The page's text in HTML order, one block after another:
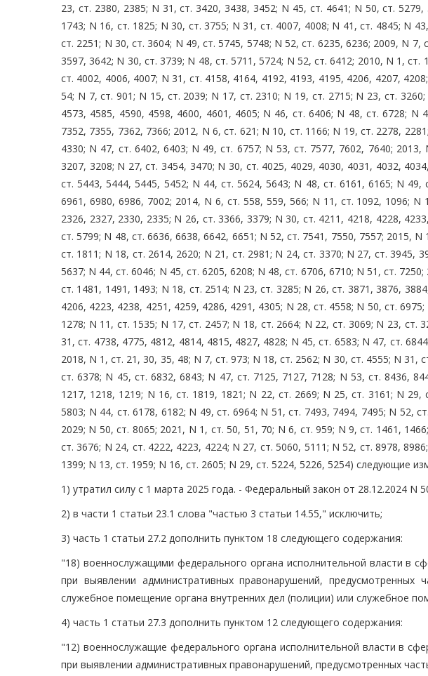
23, ст. 2380, 2385; N 31, ст. 3420, 3438, 3452; N 45, ст. 4641; N 50, ст.
1743; N 16, ст. 1825; N 30, ст. 3755; N 31, ст. 4007, 4008; N 41, ст. 4845; N
ст. 2251; N 30, ст. 3604; N 49, ст. 5745, 5748; N 52, ст. 6235, 6236; 2009, N 7,
3597, 3642; N 30, ст. 3739; N 48, ст. 5711, 5724; N 52, ст. 6412; 2010, N 1,
ст. 4002, 4006, 4007; N 31, ст. 4158, 4164, 4192, 4193, 4195, 4206, 4207,
54; N 7, ст. 901; N 15, ст. 2039; N 17, ст. 2310; N 19, ст. 2715; N 23, ст.
4573, 4585, 4590, 4598, 4600, 4601, 4605; N 46, ст. 6406; N 48, ст. 6728; N
7352, 7355, 7362, 7366; 2012, N 6, ст. 621; N 10, ст. 1166; N 19, ст. 2278,
4330; N 47, ст. 6402, 6403; N 49, ст. 6757; N 53, ст. 7577, 7602, 7640;
3207, 3208; N 27, ст. 3454, 3470; N 30, ст. 4025, 4029, 4030, 4031, 4032,
ст. 5443, 5444, 5445, 5452; N 44, ст. 5624, 5643; N 48, ст. 6161, 6165; N
6961, 6980, 6986, 7002; 2014, N 6, ст. 558, 559, 566; N 11, ст. 1092, 1096;
2326, 2327, 2330, 2335; N 26, ст. 3366, 3379; N 30, ст. 4211, 4218, 4228,
ст. 5799; N 48, ст. 6636, 6638, 6642, 6651; N 52, ст. 7541, 7550, 7557; 2015,
ст. 1811; N 18, ст. 2614, 2620; N 21, ст. 2981; N 24, ст. 3370; N 27, ст. 3945,
5637; N 44, ст. 6046; N 45, ст. 6205, 6208; N 48, ст. 6706, 6710; N 51, ст.
ст. 1481, 1491, 1493; N 18, ст. 2514; N 23, ст. 3285; N 26, ст. 3871, 3876,
4206, 4223, 4238, 4251, 4259, 4286, 4291, 4305; N 28, ст. 4558; N 50, ст.
1278; N 11, ст. 1535; N 17, ст. 2457; N 18, ст. 2664; N 22, ст. 3069; N 23, ст.
31, ст. 4738, 4775, 4812, 4814, 4815, 4827, 4828; N 45, ст. 6583; N 47, ст.
2018, N 1, ст. 21, 30, 35, 48; N 7, ст. 973; N 18, ст. 2562; N 30, ст. 4555; N 31,
ст. 6378; N 45, ст. 6832, 6843; N 47, ст. 7125, 7127, 7128; N 53, ст. 8436,
1217, 1218, 1219; N 16, ст. 1819, 1821; N 22, ст. 2669; N 25, ст. 3161; N
5803; N 44, ст. 6178, 6182; N 49, ст. 6964; N 51, ст. 7493, 7494, 7495; N 52,
2029; N 50, ст. 8065; 2021, N 1, ст. 50, 51, 70; N 6, ст. 959; N 9, ст. 1461,
ст. 3676; N 24, ст. 4222, 4223, 4224; N 27, ст. 5060, 5111; N 52, ст. 8978,
1399; N 13, ст. 1959; N 16, ст. 2605; N 29, ст. 5224, 5226, 5254) следующие
1) утратил силу с 1 марта 2025 года. - Федеральный закон от 28.12.2024 N
2) в части 1 статьи 23.1 слова "частью 3 статьи 14.55," исключить;
3) часть 1 статьи 27.2 дополнить пунктом 18 следующего содержания:
"18) военнослужащими федерального органа исполнительной власти в
при выявлении административных правонарушений,
служебное помещение органа внутренних дел (полиции) или служебное
4) часть 1 статьи 27.3 дополнить пунктом 12 следующего содержания:
"12) военнослужащие федерального органа исполнительной власти в
при выявлении административных правонарушений, предусмотренных